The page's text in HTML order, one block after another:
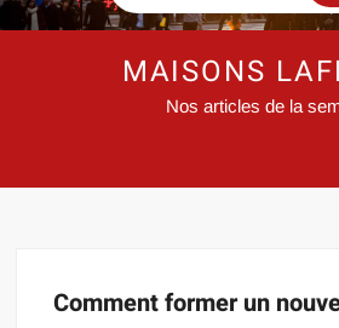
MAISONS
Nos articles de la
Comment former un